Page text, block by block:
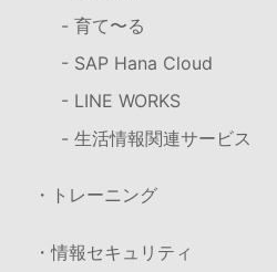
- 育て〜る
- SAP Hana Cloud
- LINE WORKS
- 生活情報関連サービス
・トレーニング
・情報セキュリティ